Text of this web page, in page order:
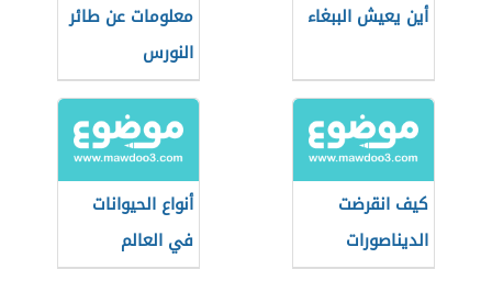
أين يعيش الببغاء
معلومات عن طائر
النورس
كيف انقرضت
الديناصورات
أنواع الحيوانات
في العالم